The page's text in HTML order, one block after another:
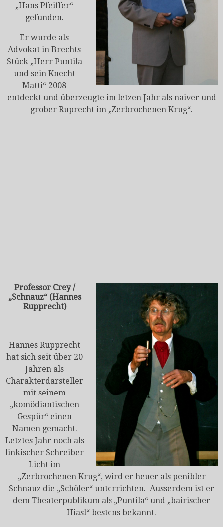
„Hans Pfeiffer“
gefunden.
Er wurde als
Advokat in Brechts
Stück „Herr Puntila
und sein Knecht
Matti“ 2008
entdeckt und überzeugte im letzen Jahr als naiver und
grober Ruprecht im „Zerbrochenen Krug“.
Professor Crey /
„Schnauz“ (Hannes
Rupprecht)
Hannes Rupprecht
hat sich seit über 20
Jahren als
Charakterdarsteller
mit seinem
„komödiantischen
Gespür“ einen
Namen gemacht.
Letztes Jahr noch als
linkischer Schreiber
Licht im
„Zerbrochenen Krug“, wird er heuer als penibler
Schnauz die „Schöler“ unterrichten. Ausserdem ist er
dem Theaterpublikum als „Puntila“ und „bairischer
Hiasl“ bestens bekannt.